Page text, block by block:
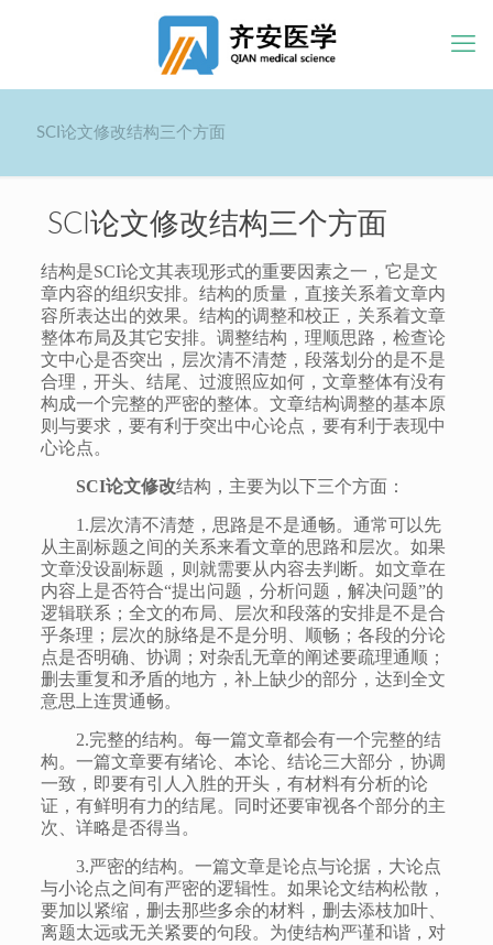
SCI论文修改结构三个方面
SCI论文修改结构三个方面
结构是SCI论文其表现形式的重要因素之一，它是文
章内容的组织安排。结构的质量，直接关系着文章内
容所表达出的效果。结构的调整和校正，关系着文章
整体布局及其它安排。调整结构，理顺思路，检查论
文中心是否突出，层次清不清楚，段落划分的是不是
合理，开头、结尾、过渡照应如何，文章整体有没有
构成一个完整的严密的整体。文章结构调整的基本原
则与要求，要有利于突出中心论点，要有利于表现中
心论点。
SCI论文修改结构，主要为以下三个方面：
1.层次清不清楚，思路是不是通畅。通常可以先
从主副标题之间的关系来看文章的思路和层次。如果
文章没设副标题，则就需要从内容去判断。如文章在
内容上是否符合“提出问题，分析问题，解决问题”的
逻辑联系；全文的布局、层次和段落的安排是不是合
乎条理；层次的脉络是不是分明、顺畅；各段的分论
点是否明确、协调；对杂乱无章的阐述要疏理通顺；
删去重复和矛盾的地方，补上缺少的部分，达到全文
意思上连贯通畅。
2.完整的结构。每一篇文章都会有一个完整的结
构。一篇文章要有绪论、本论、结论三大部分，协调
一致，即要有引人入胜的开头，有材料有分析的论
证，有鲜明有力的结尾。同时还要审视各个部分的主
次、详略是否得当。
3.严密的结构。一篇文章是论点与论据，大论点
与小论点之间有严密的逻辑性。如果论文结构松散，
要加以紧缩，删去那些多余的材料，删去添枝加叶、
离题太远或无关紧要的句段。为使结构严谨和谐，对